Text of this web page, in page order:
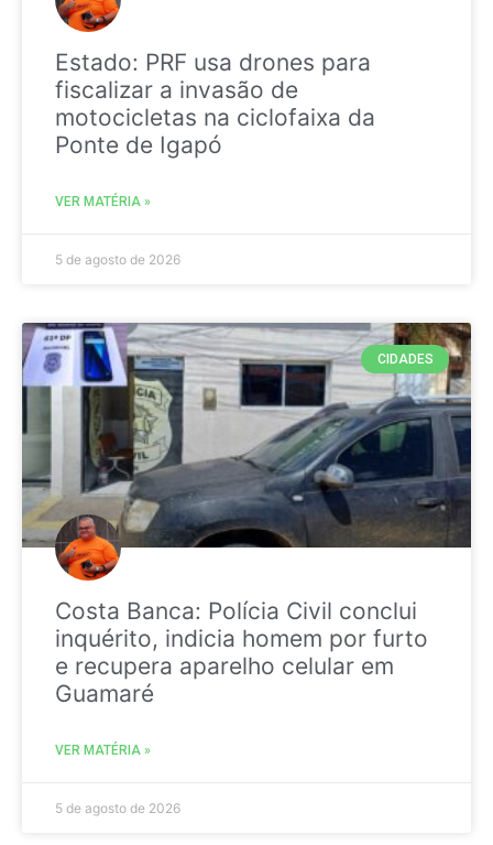
Estado: PRF usa drones para
fiscalizar a invasão de
motocicletas na ciclofaixa da
Ponte de Igapó
VER MATÉRIA »
5 de agosto de 2026
CIDADES
Costa Banca: Polícia Civil conclui
inquérito, indicia homem por furto
e recupera aparelho celular em
Guamaré
VER MATÉRIA »
5 de agosto de 2026